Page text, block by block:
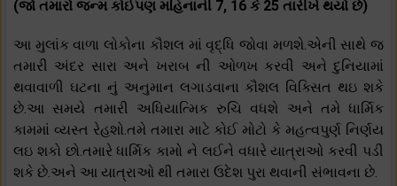
(જો તમારો જન્મ કોઈપણ મહિનાની 7, 16 કે 25 તારીખે થયો છે)
આ મુલાંક વાળા લોકોના કૌશલ માં વૃદ્ધિ જોવા મળશે.એની સાથે જ
તમારી અંદર સારા અને ખરાબ ની ઓળખ કરવી અને દુનિયામાં
થવાવાળી ઘટના નું અનુમાન લગાડવાના કૌશલ વિક્સિત થઇ શકે
છે.આ સમયે તમારી અધિયાત્મિક રુચિ વધશે અને તમે ધાર્મિક
કામમાં વ્યસ્ત રેહશો.તમે તમારા માટે કોઈ મોટો કે મહત્વપુર્ણ નિર્ણય
લઇ શકો છો.તમારે ધાર્મિક કામો ને લઈને વધારે યાત્રાઓ કરવી પડી
શકે છે.અને આ યાત્રાઓ થી તમારા ઉદેશ પુરા થવાની સંભાવના છે.